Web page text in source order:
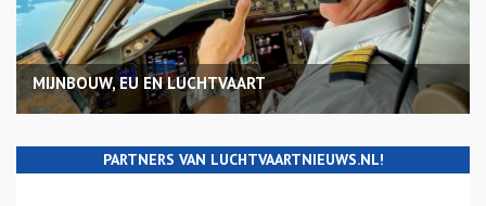
MIJNBOUW, EU EN LUCHTVAART
PARTNERS VAN LUCHTVAARTNIEUWS.NL!